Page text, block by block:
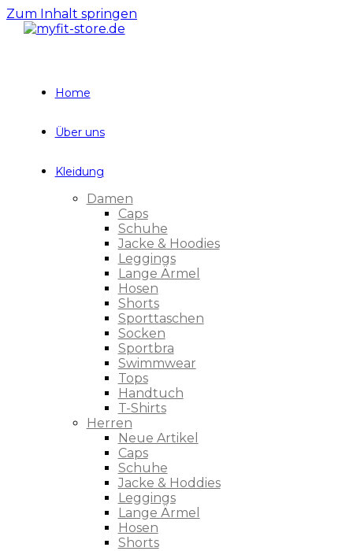
Zum Inhalt springen
Home
Über uns
Kleidung
Damen
Caps
Schuhe
Jacke & Hoodies
Leggings
Lange Ärmel
Hosen
Shorts
Sporttaschen
Socken
Sportbra
Swimmwear
Tops
Handtuch
T-Shirts
Herren
Neue Artikel
Caps
Schuhe
Jacke & Hoddies
Leggings
Lange Ärmel
Hosen
Shorts